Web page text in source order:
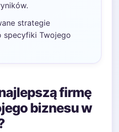
strategie
specyfiki Twojego
firmę
biznesu w